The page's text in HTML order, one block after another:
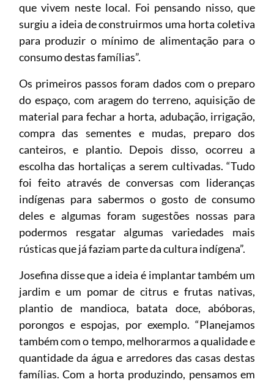
que vivem neste local. Foi pensando nisso, que
surgiu a ideia de construirmos uma horta coletiva
para produzir o mínimo de alimentação para o
consumo destas famílias”.
Os primeiros passos foram dados com o preparo
do espaço, com aragem do terreno, aquisição de
material para fechar a horta, adubação, irrigação,
compra das sementes e mudas, preparo dos
canteiros, e plantio. Depois disso, ocorreu a
escolha das hortaliças a serem cultivadas. “Tudo
foi feito através de conversas com lideranças
indígenas para sabermos o gosto de consumo
deles e algumas foram sugestões nossas para
podermos resgatar algumas variedades mais
rústicas que já faziam parte da cultura indígena”.
Josefina disse que a ideia é implantar também um
jardim e um pomar de citrus e frutas nativas,
plantio de mandioca, batata doce, abóboras,
porongos e espojas, por exemplo. “Planejamos
também com o tempo, melhorarmos a qualidade e
quantidade da água e arredores das casas destas
famílias. Com a horta produzindo, pensamos em